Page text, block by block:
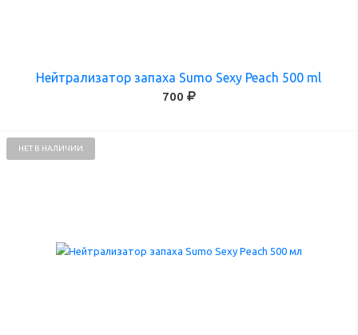
Нейтрализатор запаха Sumo Sexy Peach 500 ml
700
НЕТ В НАЛИЧИИ